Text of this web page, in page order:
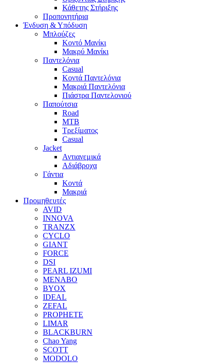
Κάθετης Στήριξης
Προπονητήρια
Ένδυση & Υπόδυση
Μπλούζες
Κοντό Μανίκι
Μακρύ Μανίκι
Παντελόνια
Casual
Κοντά Παντελόνια
Μακριά Παντελόνια
Πιάστρα Παντελονιού
Παπούτσια
Road
MTB
Τρεξίματος
Casual
Jacket
Αντιανεμικά
Αδιάβροχα
Γάντια
Κοντά
Μακριά
Προμηθευτές
AVID
INNOVA
TRANZX
CYCLO
GIANT
FORCE
DSI
PEARL IZUMI
MENABO
BYOX
IDEAL
ZEFAL
PROPHETE
LIMAR
BLACKBURN
Chao Yang
SCOTT
MODOLO